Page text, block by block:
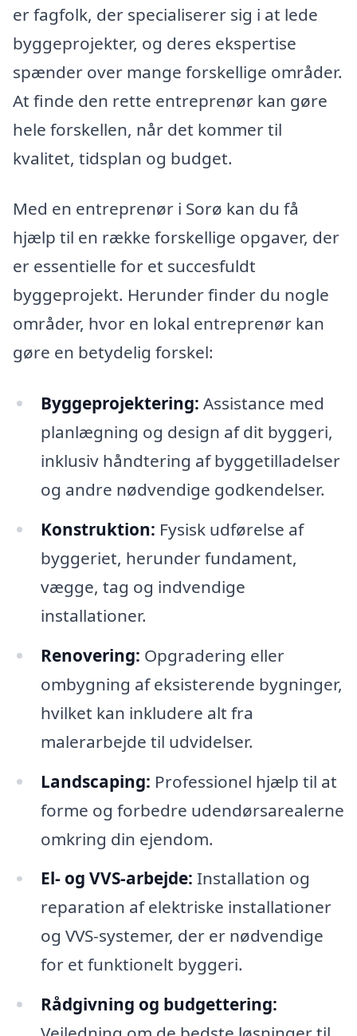
er fagfolk, der specialiserer sig i at lede
byggeprojekter, og deres ekspertise
spænder over mange forskellige områder.
At finde den rette entreprenør kan gøre
hele forskellen, når det kommer til
kvalitet, tidsplan og budget.
Med en entreprenør i Sorø kan du få
hjælp til en række forskellige opgaver, der
er essentielle for et succesfuldt
byggeprojekt. Herunder finder du nogle
områder, hvor en lokal entreprenør kan
gøre en betydelig forskel:
Byggeprojektering: Assistance med
planlægning og design af dit byggeri,
inklusiv håndtering af byggetilladelser
og andre nødvendige godkendelser.
Konstruktion: Fysisk udførelse af
byggeriet, herunder fundament,
vægge, tag og indvendige
installationer.
Renovering: Opgradering eller
ombygning af eksisterende bygninger,
hvilket kan inkludere alt fra
malerarbejde til udvidelser.
Landscaping: Professionel hjælp til at
forme og forbedre udendørsarealerne
omkring din ejendom.
El- og VVS-arbejde: Installation og
reparation af elektriske installationer
og VVS-systemer, der er nødvendige
for et funktionelt byggeri.
Rådgivning og budgettering: